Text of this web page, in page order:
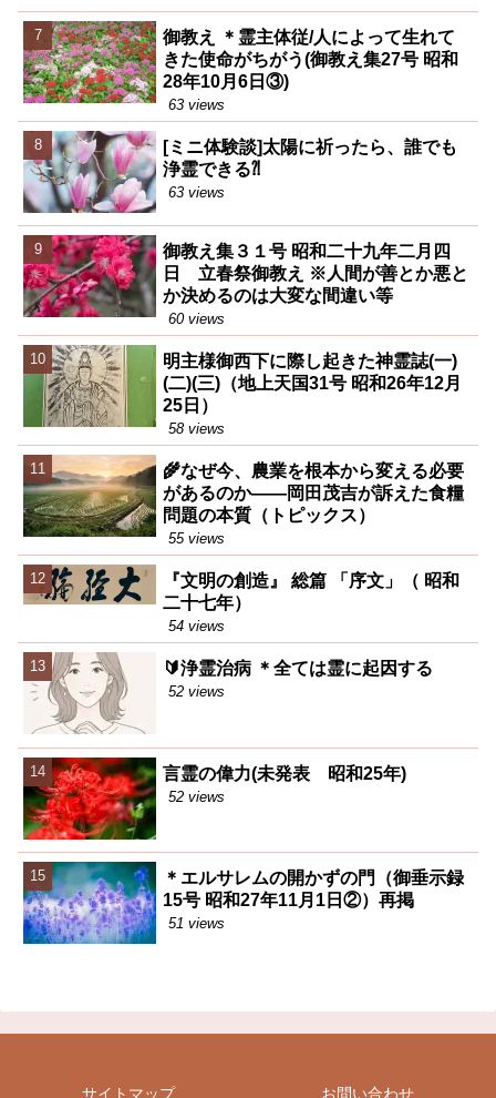
御教え ＊霊主体従/人によって生れて
きた使命がちがう(御教え集27号 昭和
28年10月6日③)
63 views
[ミニ体験談]太陽に祈ったら、誰でも
浄霊できる⁈
63 views
御教え集３１号 昭和二十九年二月四
日 立春祭御教え ※人間が善とか悪と
か決めるのは大変な間違い等
60 views
明主様御西下に際し起きた神霊誌(一)
(二)(三)（地上天国31号 昭和26年12月
25日）
58 views
🌾なぜ今、農業を根本から変える必要
があるのか――岡田茂吉が訴えた食糧
問題の本質（トピックス）
55 views
『文明の創造』 総篇 「序文」（ 昭和
二十七年）
54 views
🔰浄霊治病 ＊全ては霊に起因する
52 views
言霊の偉力(未発表 昭和25年)
52 views
＊エルサレムの開かずの門（御垂示録
15号 昭和27年11月1日②）再掲
51 views
サイトマップ お問い合わせ